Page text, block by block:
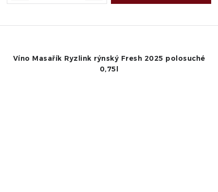
Víno Masařík Ryzlink rýnský Fresh 2025 polosuché
0,75l